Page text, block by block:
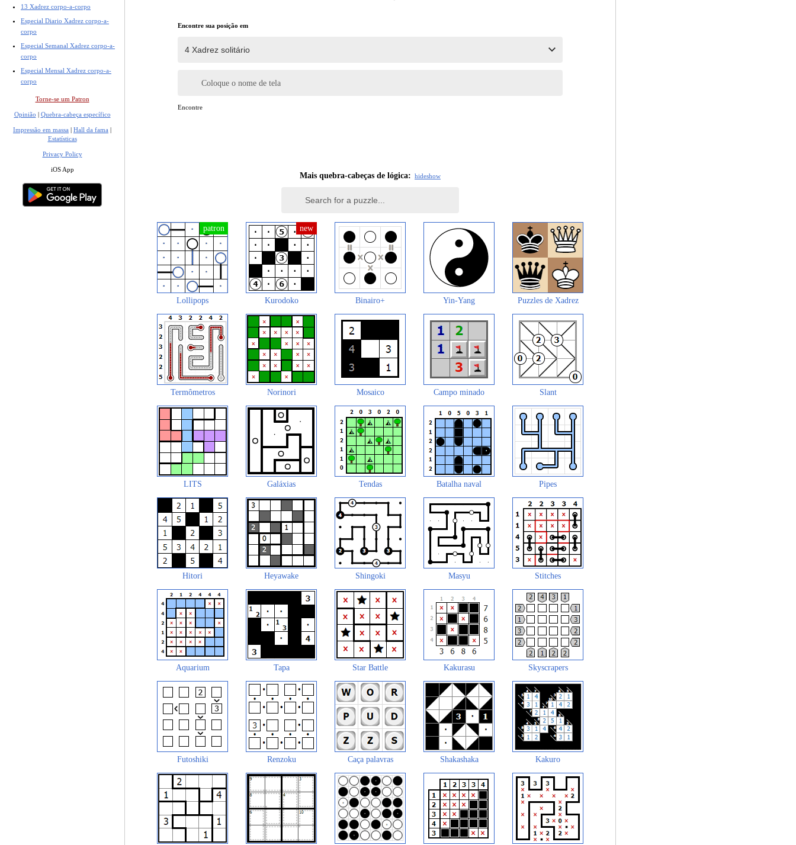
13 Xadrez corpo-a-corpo
Especial Diario Xadrez corpo-a-
corpo
Especial Semanal Xadrez corpo-a-
corpo
Especial Mensal Xadrez corpo-a-
corpo
Torne-se um Patron
Opinião | Quebra-cabeça específico
Impressão em massa | Hall da fama |
Estatísticas
Privacy Policy
iOS App
Encontre sua posição em
Coloque o nome de tela
Encontre
Mais quebra-cabeças de lógica: hideshow
Lollipops Kurodoko Binairo+ Yin-Yang Puzzles de Xadrez
Termômetros Norinori Mosaico Campo minado Slant
LITS Galáxias Tendas Batalha naval Pipes
Hitori Heyawake Shingoki Masyu Stitches
Aquarium Tapa Star Battle Kakurasu Skyscrapers
Futoshiki Renzoku Caça palavras Shakashaka Kakuro